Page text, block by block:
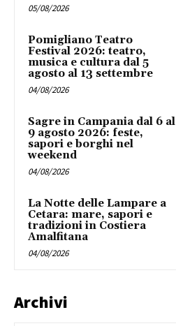
05/08/2026
Pomigliano Teatro
Festival 2026: teatro,
musica e cultura dal 5
agosto al 13 settembre
04/08/2026
Sagre in Campania dal 6 al
9 agosto 2026: feste,
sapori e borghi nel
weekend
04/08/2026
La Notte delle Lampare a
Cetara: mare, sapori e
tradizioni in Costiera
Amalfitana
04/08/2026
Archivi